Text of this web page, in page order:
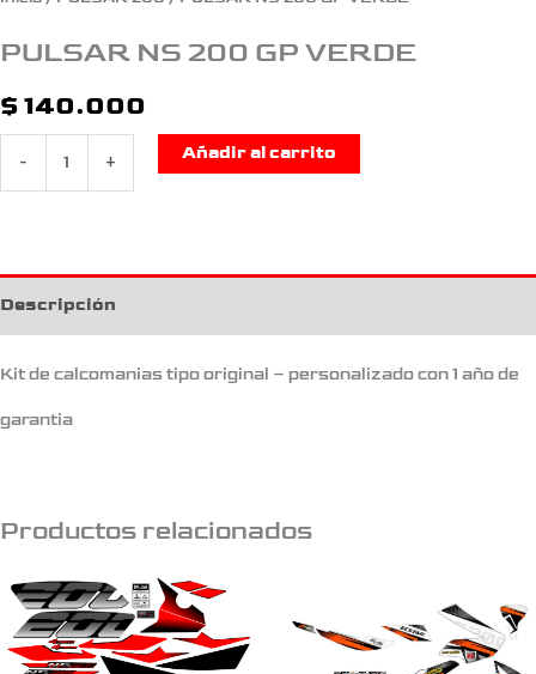
PULSAR NS 200 GP VERDE
$ 140.000
- +
Añadir al carrito
Descripción
Kit de calcomanias tipo original – personalizado con 1 año de
garantia
Productos relacionados